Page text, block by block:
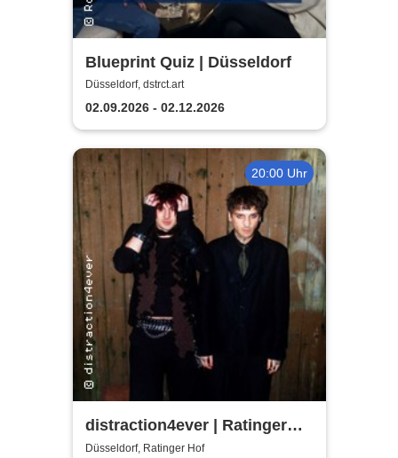
Blueprint Quiz | Düsseldorf
Düsseldorf, dstrct.art
02.09.2026 - 02.12.2026
20:00 Uhr
distraction4ever | Ratinger
Hof
Düsseldorf, Ratinger Hof